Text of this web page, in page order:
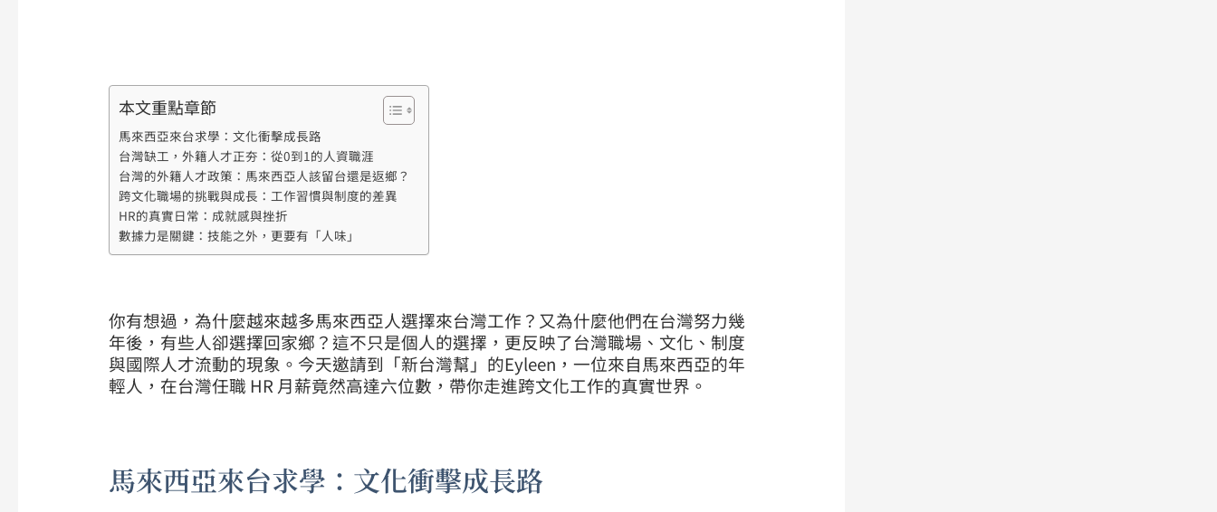
本文重點章節
馬來西亞來台求學：文化衝擊成長路
台灣缺工，外籍人才正夯：從0到1的人資職涯
台灣的外籍人才政策：馬來西亞人該留台還是返鄉？
跨文化職場的挑戰與成長：工作習慣與制度的差異
HR的真實日常：成就感與挫折
數據力是關鍵：技能之外，更要有「人味」
你有想過，為什麼越來越多馬來西亞人選擇來台灣工作？又為什麼他們在台灣努力幾
年後，有些人卻選擇回家鄉？這不只是個人的選擇，更反映了台灣職場、文化、制度
與國際人才流動的現象。今天邀請到「新台灣幫」的Eyleen，一位來自馬來西亞的年
輕人，在台灣任職 HR 月薪竟然高達六位數，帶你走進跨文化工作的真實世界。
馬來西亞來台求學：文化衝擊成長路